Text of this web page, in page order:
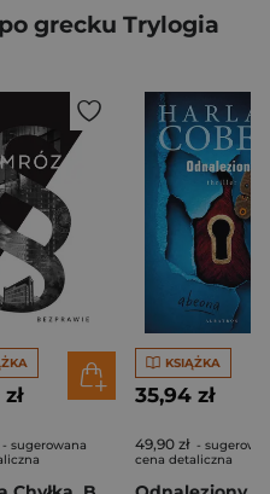
grecku Trylogia
- sugerowana
KSIĄŻKA
35,94 zł
49,90 zł -
cena detaliczna